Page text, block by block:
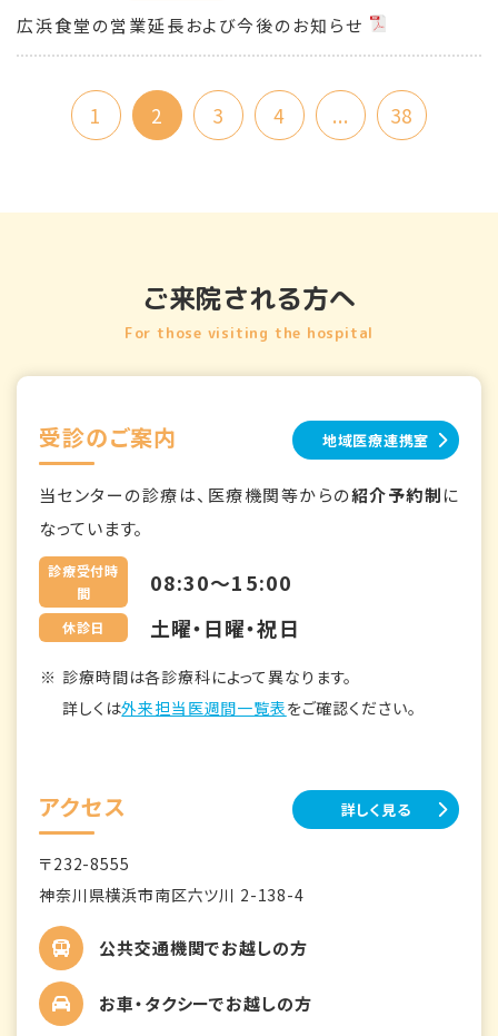
広浜食堂の営業延長および今後のお知らせ
1 2 3 4 ... 38
ご来院される方へ
For those visiting the hospital
受診のご案内 地域医療連携室
当センターの診療は、医療機関等からの紹介予約制に
なっています。
診療受付時
間
08:30～15:00
休診日 土曜・日曜・祝日
診療時間は各診療科によって異なります。
詳しくは外来担当医週間一覧表をご確認ください。
アクセス 詳しく見る
〒232-8555
神奈川県横浜市南区六ツ川 2-138-4
公共交通機関でお越しの方
お車・タクシーでお越しの方